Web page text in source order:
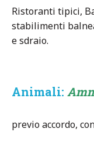
Ristoranti tipici,
stabilimenti
e sdraio.
Animali:
previo accordo,